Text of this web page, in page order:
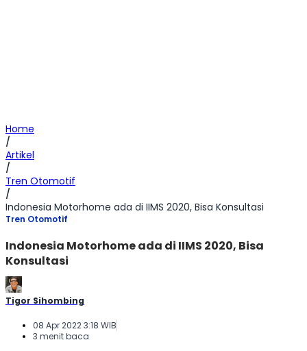
Home
/
Artikel
/
Tren Otomotif
/
Indonesia Motorhome ada di IIMS 2020, Bisa Konsultasi
Tren Otomotif
Indonesia Motorhome ada di IIMS 2020, Bisa
Konsultasi
Tigor Sihombing
08 Apr 2022 3:18 WIB
3 menit baca